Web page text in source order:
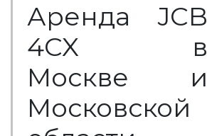
Аренда JCB
4CX в
Москве и
Московской